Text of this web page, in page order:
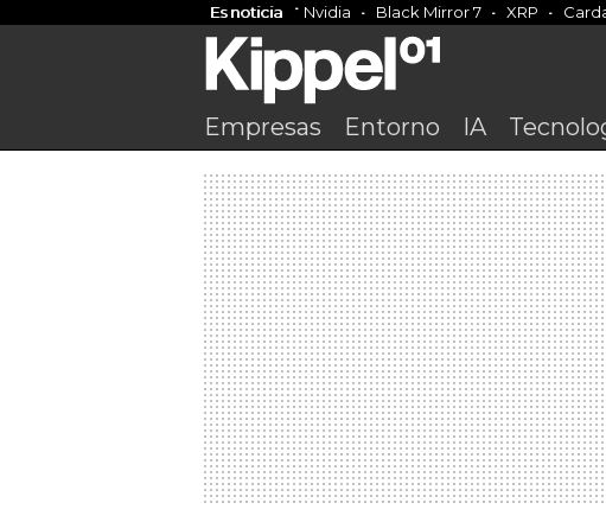
Es noticia Nvidia Black Mirror 7 XRP
Empresas Entorno IA